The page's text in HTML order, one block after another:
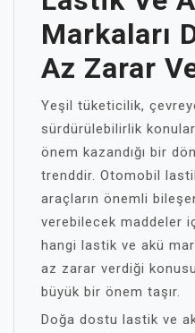
Markaları
Az Zarar
Yeşil tüketicilik,
sürdürülebilirlik
önem kazandığı bir
trenddir. Otomobil
araçların önemli
verebilecek maddeler
hangi lastik ve akü
az zarar verdiği
büyük bir önem taşır.
Doğa dostu lastik ve